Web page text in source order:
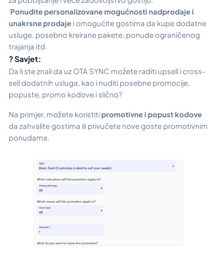
Ponudite personalizovane mogućnosti nadprodaje i
unakrsne prodaje i omogućite gostima da kupe dodatne
usluge, posebno kreirane pakete, ponude ograničenog
trajanja itd.
? Savjet:
Da li ste znali da uz OTA SYNC možete raditi upsell i cross-
sell dodatnih usluga, kao i nuditi posebne promocije,
popuste, promo kodove i slično?
Na primjer, možete koristiti promotivne i popust kodove
da zahvalite gostima ili privučete nove goste promotivnim
ponudama.